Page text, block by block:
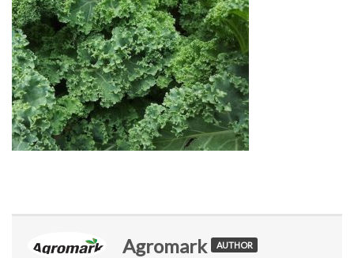
Agromark AUTHOR